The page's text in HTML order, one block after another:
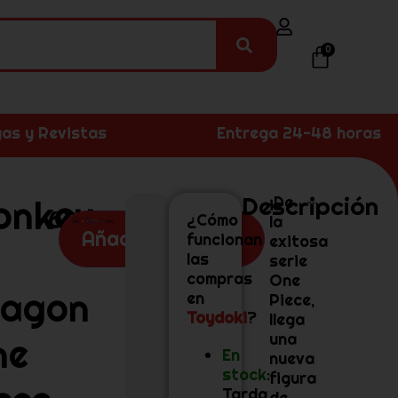
0
y Revistas Entrega 24-48 horas
62,99€
Añadir al carrito
¿Cómo
funcionan
las
compras
en
Toydoki?
En
stock:
Descripción
¡De
la
exitosa
serie
One
Piece,
llega
una
nueva
figura